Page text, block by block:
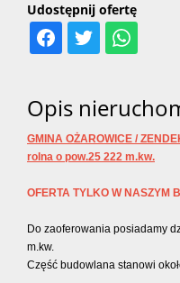
Udostępnij ofertę
Opis
GMINA OŻAROWICE /
rolna o pow.25 222 m.kw.
OFERTA TYLKO W NASZYM
Do zaoferowania posiadamy
m.kw.
Część budowlana stanowi